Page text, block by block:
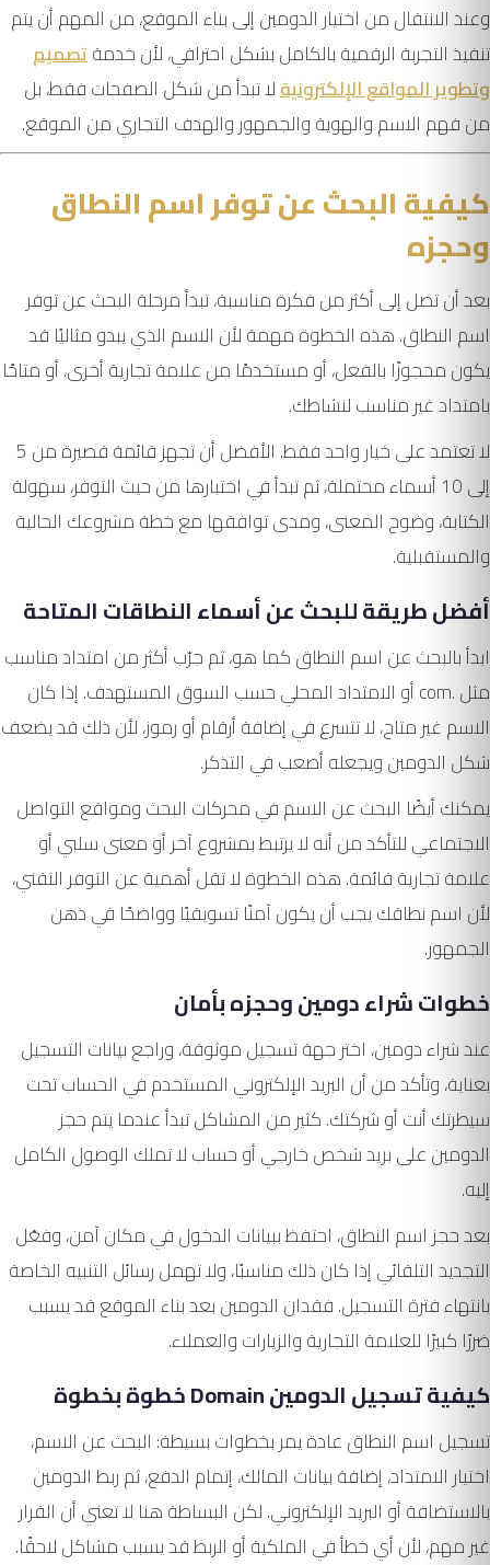
وعند الانتقال من اختيار الدومين إلى بناء الموقع، من المهم أن يتم
تنفيذ التجربة الرقمية بالكامل بشكل احترافي، لأن خدمةتصميم
وتطوير المواقع الإلكترونيةلا تبدأ من شكل الصفحات فقط، بل
من فهم الاسم والهوية والجمهور والهدف التجاري من الموقع.
كيفية البحث عن توفر اسم النطاق
وحجزه
بعد أن تصل إلى أكثر من فكرة مناسبة، تبدأ مرحلة البحث عن توفر
اسم النطاق. هذه الخطوة مهمة لأن الاسم الذي يبدو مثاليًا قد
يكون محجوزًا بالفعل، أو مستخدمًا من علامة تجارية أخرى، أو متاحًا
بامتداد غير مناسب لنشاطك.
لا تعتمد على خيار واحد فقط. الأفضل أن تجهز قائمة قصيرة من 5
إلى 10 أسماء محتملة، ثم تبدأ في اختبارها من حيث التوفر، سهولة
الكتابة، وضوح المعنى، ومدى توافقها مع خطة مشروعك الحالية
والمستقبلية.
أفضل طريقة للبحث عن أسماء النطاقات المتاحة
ابدأ بالبحث عن اسم النطاق كما هو، ثم جرّب أكثر من امتداد مناسب
مثل .com أو الامتداد المحلي حسب السوق المستهدف. إذا كان
الاسم غير متاح، لا تتسرع في إضافة أرقام أو رموز، لأن ذلك قد يضعف
شكل الدومين ويجعله أصعب في التذكر.
يمكنك أيضًا البحث عن الاسم في محركات البحث ومواقع التواصل
الاجتماعي للتأكد من أنه لا يرتبط بمشروع آخر أو معنى سلبي أو
علامة تجارية قائمة. هذه الخطوة لا تقل أهمية عن التوفر التقني،
لأن اسم نطاقك يجب أن يكون آمنًا تسويقيًا وواضحًا في ذهن
الجمهور.
خطوات شراء دومين وحجزه بأمان
عند شراء دومين، اختر جهة تسجيل موثوقة، وراجع بيانات التسجيل
بعناية، وتأكد من أن البريد الإلكتروني المستخدم في الحساب تحت
سيطرتك أنت أو شركتك. كثير من المشاكل تبدأ عندما يتم حجز
الدومين على بريد شخص خارجي أو حساب لا تملك الوصول الكامل
إليه.
بعد حجز اسم النطاق، احتفظ ببيانات الدخول في مكان آمن، وفعّل
التجديد التلقائي إذا كان ذلك مناسبًا، ولا تهمل رسائل التنبيه الخاصة
بانتهاء فترة التسجيل. فقدان الدومين بعد بناء الموقع قد يسبب
ضررًا كبيرًا للعلامة التجارية والزيارات والعملاء.
كيفية تسجيل الدومين Domain خطوة بخطوة
تسجيل اسم النطاق عادة يمر بخطوات بسيطة: البحث عن الاسم،
اختيار الامتداد، إضافة بيانات المالك، إتمام الدفع، ثم ربط الدومين
بالاستضافة أو البريد الإلكتروني. لكن البساطة هنا لا تعني أن القرار
غير مهم، لأن أي خطأ في الملكية أو الربط قد يسبب مشاكل لاحقًا.